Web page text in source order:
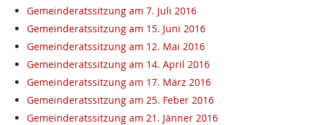
Gemeinderatssitzung am 7. Juli 2016
Gemeinderatssitzung am 15. Juni 2016
Gemeinderatssitzung am 12. Mai 2016
Gemeinderatssitzung am 14. April 2016
Gemeinderatssitzung am 17. März 2016
Gemeinderatssitzung am 25. Feber 2016
Gemeinderatssitzung am 21. Jänner 2016